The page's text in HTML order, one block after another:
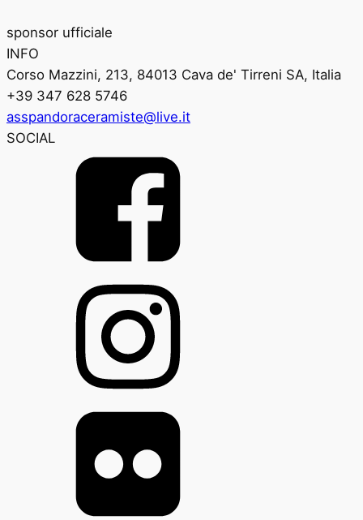
sponsor ufficiale
INFO
Corso Mazzini, 213, 84013 Cava de' Tirreni SA, Italia
+39 347 628 5746
asspandoraceramiste@live.it
SOCIAL